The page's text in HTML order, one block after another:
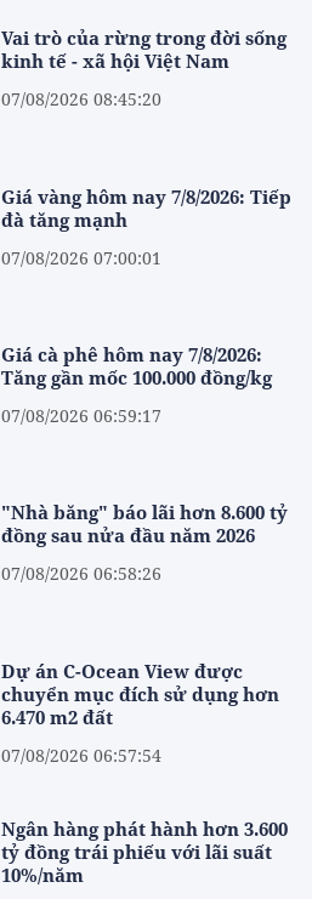
Vai trò của rừng trong đời sống
kinh tế - xã hội Việt Nam
07/08/2026 08:45:20
Giá vàng hôm nay 7/8/2026: Tiếp
đà tăng mạnh
07/08/2026 07:00:01
Giá cà phê hôm nay 7/8/2026:
Tăng gần mốc 100.000 đồng/kg
07/08/2026 06:59:17
"Nhà băng" báo lãi hơn 8.600 tỷ
đồng sau nửa đầu năm 2026
07/08/2026 06:58:26
Dự án C-Ocean View được
chuyển mục đích sử dụng hơn
6.470 m2 đất
07/08/2026 06:57:54
Ngân hàng phát hành hơn 3.600
tỷ đồng trái phiếu với lãi suất
10%/năm